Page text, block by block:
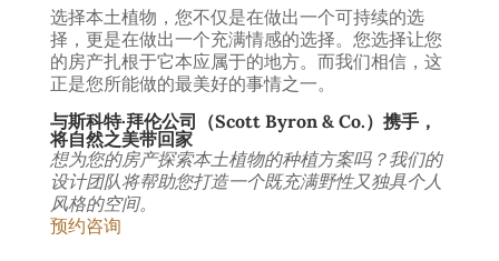
选择本土植物，您不仅是在做出一个可持续的选
择，更是在做出一个充满情感的选择。您选择让您
的房产扎根于它本应属于的地方。而我们相信，这
正是您所能做的最美好的事情之一。
与斯科特·拜伦公司（Scott Byron & Co.）携手，
将自然之美带回家
想为您的房产探索本土植物的种植方案吗？我们的
设计团队将帮助您打造一个既充满野性又独具个人
风格的空间。
预约咨询